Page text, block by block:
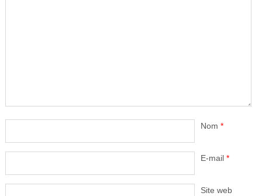
Nom *
E-mail *
Site web